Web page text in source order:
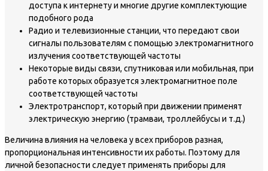
доступа к интернету и многие другие комплектующие
подобного рода
Радио и телевизионные станции, что передают свои
сигналы пользователям с помощью электромагнитного
излучения соответствующей частоты
Некоторые виды связи, спутниковая или мобильная, при
работе которых образуется электромагнитное поле
соответствующей частоты
Электротранспорт, который при движении применят
электрическую энергию (трамваи, троллейбусы и т.д.)
Величина влияния на человека у всех приборов разная,
пропорциональная интенсивности их работы. Поэтому для
личной безопасности следует применять приборы для